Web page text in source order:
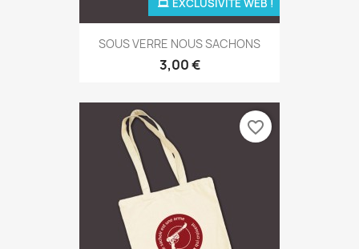
SOUS VERRE NOUS SACHONS
3,00 €
EXCLUSIVITÉ WEB !
favorite_border